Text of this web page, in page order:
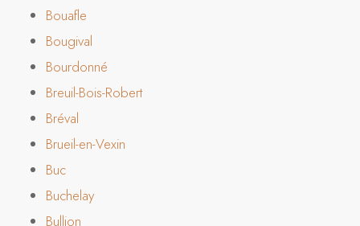
Bouafle
Bougival
Bourdonné
Breuil-Bois-Robert
Bréval
Brueil-en-Vexin
Buc
Buchelay
Bullion